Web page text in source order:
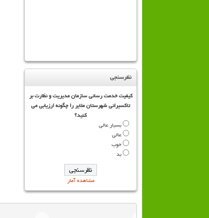
نظرسنجی
کیفیت خدمت رسانی سازمان مدیریت و نظارت بر
تاکسیرانی شهرستان ملایر را چگونه ارزیابی می
کنید؟
بسیار عالی
عالی
خوب
بد
مشاهده آمار